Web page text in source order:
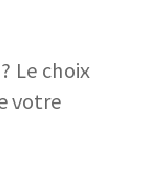
Le choix
votre